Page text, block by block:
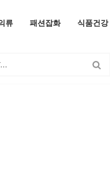
류 패션잡화 식품건강